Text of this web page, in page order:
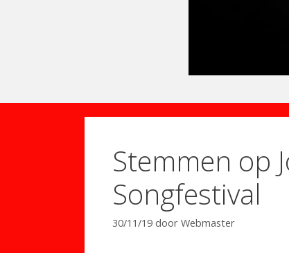
Stemmen op
Songfestival
30/11/19 door Webmaster